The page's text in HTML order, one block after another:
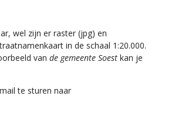
wel zijn er raster (jpg) en
in de schaal 1:20.000.
van de gemeente Soest kan je
te sturen naar